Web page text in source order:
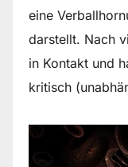
eine
darstellt. Nach
in Kontakt und
kritisch